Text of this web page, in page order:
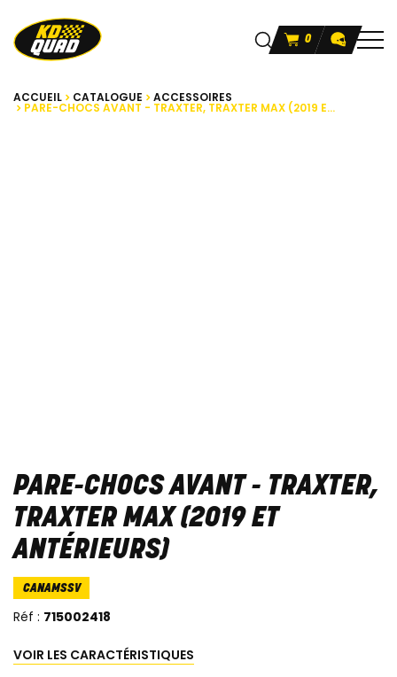
0
ACCUEIL CATALOGUE ACCESSOIRES
PARE-CHOCS AVANT - TRAXTER, TRAXTER MAX (2019 E...
PARE-CHOCS AVANT - TRAXTER,
TRAXTER MAX (2019 ET
ANTÉRIEURS)
CANAMSSV
Réf : 715002418
VOIR LES CARACTÉRISTIQUES